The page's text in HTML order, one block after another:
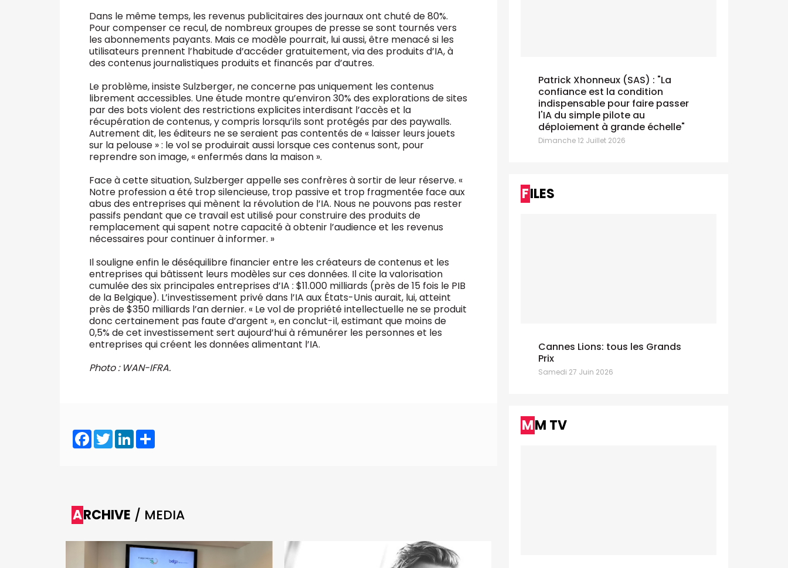
Dans le même temps, les revenus publicitaires des journaux ont chuté de 80%.
Pour compenser ce recul, de nombreux groupes de presse se sont tournés vers
les abonnements payants. Mais ce modèle pourrait, lui aussi, être menacé si les
utilisateurs prennent l’habitude d’accéder gratuitement, via des produits d’IA, à
des contenus journalistiques produits et financés par d’autres.
Le problème, insiste Sulzberger, ne concerne pas uniquement les contenus
librement accessibles. Une étude montre qu’environ 30% des explorations de sites
par des bots violent des restrictions explicites interdisant l’accès et la
récupération de contenus, y compris lorsqu’ils sont protégés par des paywalls.
Autrement dit, les éditeurs ne se seraient pas contentés de « laisser leurs jouets
sur la pelouse » : le vol se produirait aussi lorsque ces contenus sont, pour
reprendre son image, « enfermés dans la maison ».
Face à cette situation, Sulzberger appelle ses confrères à sortir de leur réserve. «
Notre profession a été trop silencieuse, trop passive et trop fragmentée face aux
abus des entreprises qui mènent la révolution de l’IA. Nous ne pouvons pas rester
passifs pendant que ce travail est utilisé pour construire des produits de
remplacement qui sapent notre capacité à obtenir l’audience et les revenus
nécessaires pour continuer à informer. »
Il souligne enfin le déséquilibre financier entre les créateurs de contenus et les
entreprises qui bâtissent leurs modèles sur ces données. Il cite la valorisation
cumulée des six principales entreprises d’IA : $11.000 milliards (près de 15 fois le PIB
de la Belgique). L’investissement privé dans l’IA aux États-Unis aurait, lui, atteint
près de $350 milliards l’an dernier. « Le vol de propriété intellectuelle ne se produit
donc certainement pas faute d’argent », en conclut-il, estimant que moins de
0,5% de cet investissement sert aujourd’hui à rémunérer les personnes et les
entreprises qui créent les données alimentant l’IA.
Photo : WAN-IFRA.
Facebook
TwitterLinkedIn
ARCHIVE / MEDIA
Patrick Xhonneux (SAS) : "La
confiance est la condition
indispensable pour faire passer
l'IA du simple pilote au
déploiement à grande échelle"
Dimanche 12 Juillet 2026
FILES
Cannes Lions: tous les Grands
Prix
Samedi 27 Juin 2026
MM TV